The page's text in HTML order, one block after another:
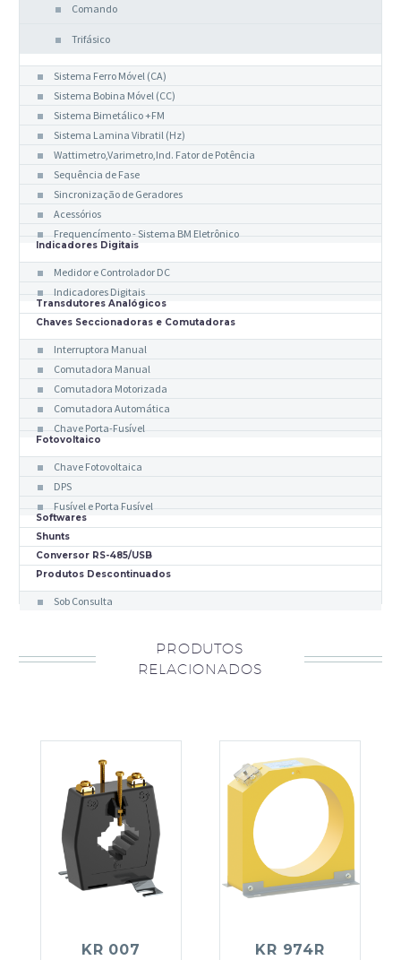
Comando
Trifásico
Sistema Ferro Móvel (CA)
Sistema Bobina Móvel (CC)
Sistema Bimetálico +FM
Sistema Lamina Vibratil (Hz)
Wattimetro,Varimetro,Ind. Fator de Potência
Sequência de Fase
Sincronização de Geradores
Acessórios
Frequencímento - Sistema BM Eletrônico
Indicadores Digitais
Medidor e Controlador DC
Indicadores Digitais
Transdutores Analógicos
Chaves Seccionadoras e Comutadoras
Interruptora Manual
Comutadora Manual
Comutadora Motorizada
Comutadora Automática
Chave Porta-Fusível
Fotovoltaico
Chave Fotovoltaica
DPS
Fusível e Porta Fusível
Softwares
Shunts
Conversor RS-485/USB
Produtos Descontinuados
Sob Consulta
PRODUTOS
RELACIONADOS
KR 007 KR 974R